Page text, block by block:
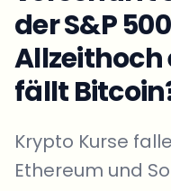
der S&P
fällt
Krypto Kurse
Ethereum und